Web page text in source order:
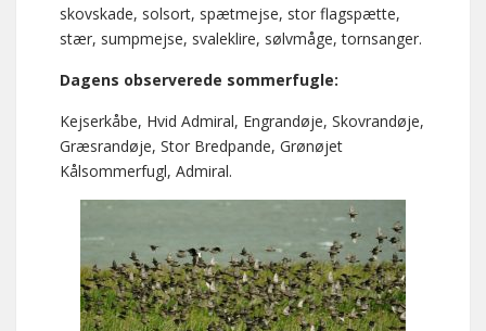
skovskade, solsort, spætmejse, stor flagspætte,
stær, sumpmejse, svaleklire, sølvmåge, tornsanger.
Dagens observerede sommerfugle:
Kejserkåbe, Hvid Admiral, Engrandøje, Skovrandøje,
Græsrandøje, Stor Bredpande, Grønøjet
Kålsommerfugl, Admiral.